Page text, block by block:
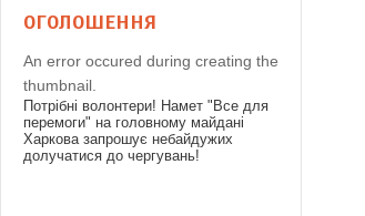
ОГОЛОШЕННЯ
An error occured during creating the
thumbnail.
Потрібні волонтери! Намет "Все для
перемоги" на головному майдані
Харкова запрошує небайдужих
долучатися до чергувань!